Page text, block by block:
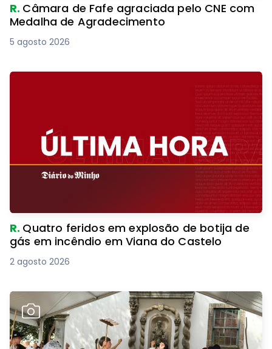
R. Câmara de Fafe agraciada pelo CNE com
Medalha de Agradecimento
5 agosto 2026
R. Quatro feridos em explosão de botija de
gás em incêndio em Viana do Castelo
2 agosto 2026